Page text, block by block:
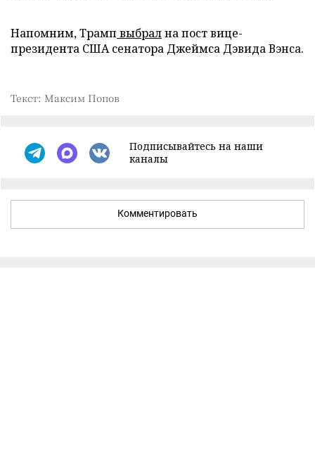
Напомним, Трамп выбрална пост вице-
президента США сенатора Джеймса Дэвида Вэнса.
Текст: Максим Попов
Подписывайтесь на наши
каналы
Комментировать